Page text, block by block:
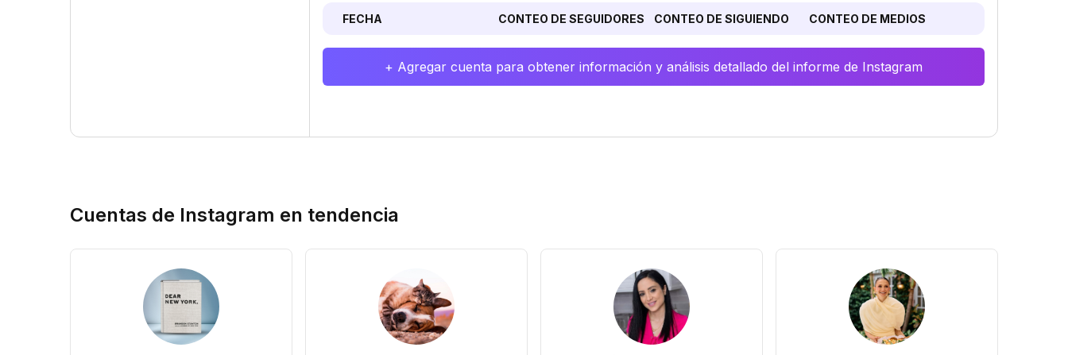
FECHA CONTEO DE SEGUIDORES CONTEO DE SIGUIENDO CONTEO DE MEDIOS
+ Agregar cuenta para obtener información y análisis detallado del informe de Instagram
Cuentas de Instagram en tendencia